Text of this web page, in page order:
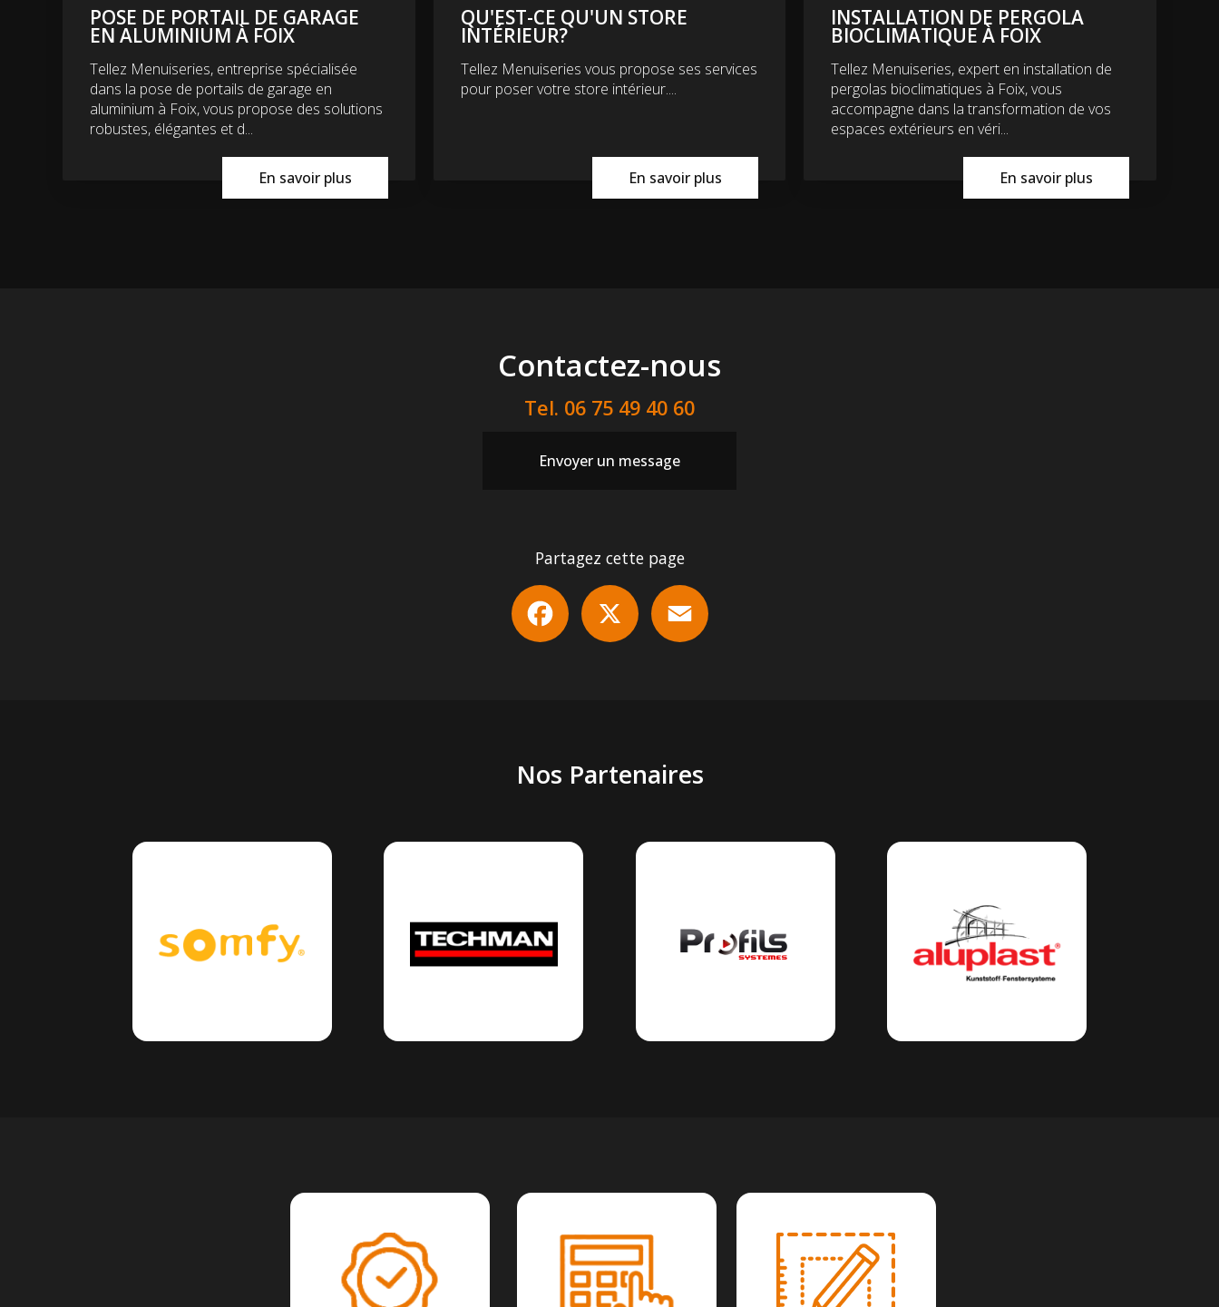
POSE DE PORTAIL DE GARAGE
EN ALUMINIUM À FOIX
Tellez Menuiseries, entreprise spécialisée
dans la pose de portails de garage en
aluminium à Foix, vous propose des solutions
robustes, élégantes et d...
En savoir plus
QU'EST-CE QU'UN STORE
INTÉRIEUR?
Tellez Menuiseries vous propose ses services
pour poser votre store intérieur....
En savoir plus
INSTALLATION DE PERGOLA
BIOCLIMATIQUE À FOIX
Tellez Menuiseries, expert en installation de
pergolas bioclimatiques à Foix, vous
accompagne dans la transformation de vos
espaces extérieurs en véri...
En savoir plus
Contactez-nous
Tel. 06 75 49 40 60
Envoyer un message
Partagez cette page
Facebook
Nos Partenaires